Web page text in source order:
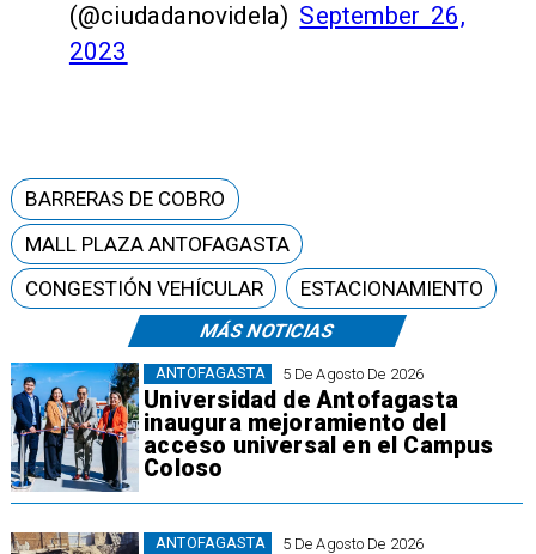
(@ciudadanovidela) September 26,
2023
MÁS NOTICIAS
5 De Agosto De 2026
Universidad de Antofagasta
inaugura mejoramiento del
acceso universal en el Campus
Coloso
ANTOFAGASTA
5 De Agosto De 2026
ANTOFAGASTA
BARRERAS DE COBRO
MALL PLAZA ANTOFAGASTA
CONGESTIÓN VEHÍCULAR
ESTACIONAMIENTO